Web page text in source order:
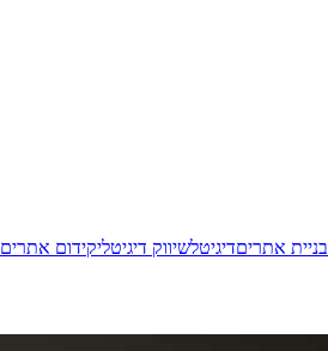
בניית אתריםדיגיטלשיווק דיגיטליקידום אתרים